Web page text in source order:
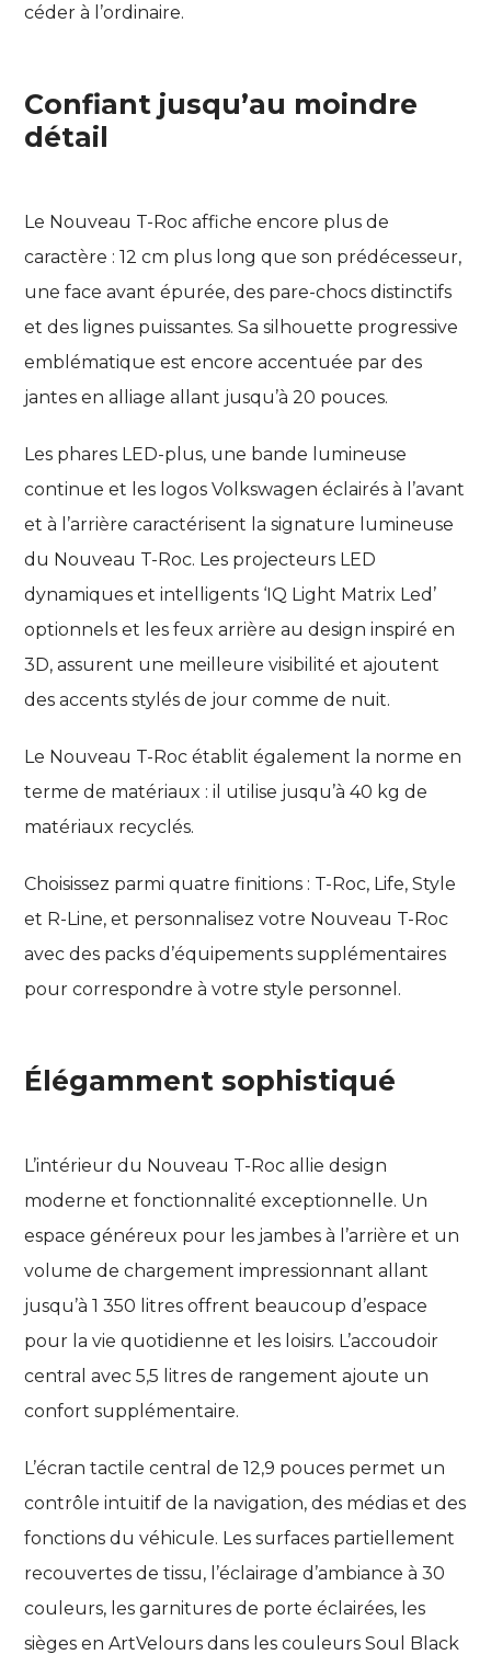
céder à l’ordinaire.
Confiant jusqu’au moindre
détail
Le Nouveau T-Roc affiche encore plus de
caractère : 12 cm plus long que son prédécesseur,
une face avant épurée, des pare-chocs distinctifs
et des lignes puissantes. Sa silhouette progressive
emblématique est encore accentuée par des
jantes en alliage allant jusqu’à 20 pouces.
Les phares LED-plus, une bande lumineuse
continue et les logosVolkswagen éclairés à l’avant
et à l’arrière caractérisent la signature lumineuse
du Nouveau T-Roc. Les projecteurs LED
dynamiques et intelligents ‘IQ Light Matrix Led’
optionnels et les feux arrière au design inspiré en
3D, assurent une meilleure visibilité et ajoutent
des accents stylés de jour comme de nuit.
Le Nouveau T-Roc établit également la norme en
terme de matériaux : il utilise jusqu’à 40 kg de
matériaux recyclés.
Choisissez parmi quatre finitions : T-Roc, Life, Style
et R-Line, et personnalisez votre Nouveau T-Roc
avec des packs d’équipements supplémentaires
pour correspondre à votre style personnel.
Élégamment sophistiqué
L’intérieur du Nouveau T-Roc allie design
moderne et fonctionnalité exceptionnelle. Un
espace généreux pour les jambes à l’arrière et un
volume de chargement impressionnant allant
jusqu’à 1 350 litres offrent beaucoup d’espace
pour la vie quotidienne et les loisirs. L’accoudoir
central avec 5,5 litres de rangement ajoute un
confort supplémentaire.
L’écran tactile central de 12,9 pouces permet un
contrôle intuitif de la navigation, des médias et des
fonctions du véhicule. Les surfaces partiellement
recouvertes de tissu, l’éclairage d’ambiance à 30
couleurs, les garnitures de porte éclairées, les
sièges en ArtVelours dans les couleurs Soul Black